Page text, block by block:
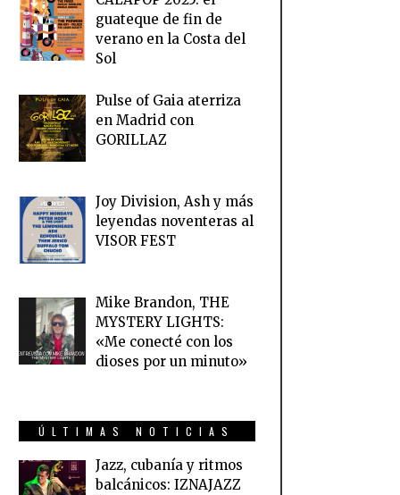
guateque de fin de
verano en la Costa del
Sol
Pulse of Gaia aterriza
en Madrid con
GORILLAZ
Joy Division, Ash y más
leyendas noventeras al
VISOR FEST
Mike Brandon, THE
MYSTERY LIGHTS:
«Me conecté con los
dioses por un minuto»
ÚLTIMAS NOTICIAS
Jazz, cubanía y ritmos
balcánicos: IZNAJAZZ